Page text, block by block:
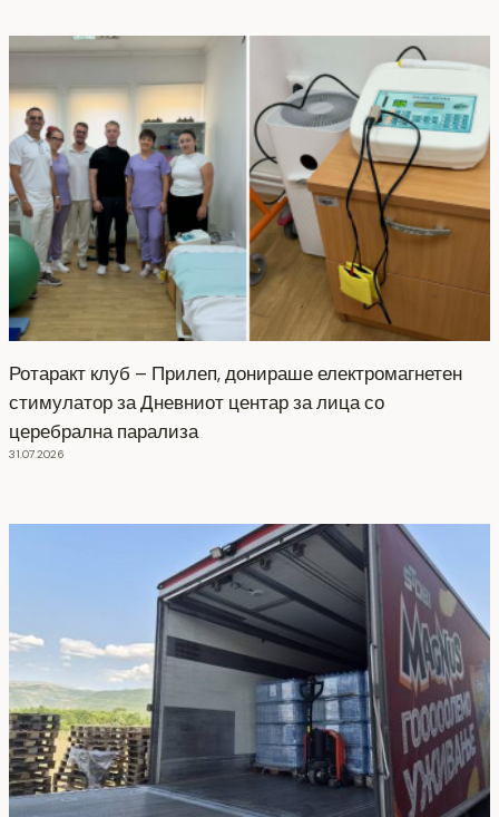
Ротаракт клуб – Прилеп, донираше електромагнетен
стимулатор за Дневниот центар за лица со
церебрална парализа
31.07.2026